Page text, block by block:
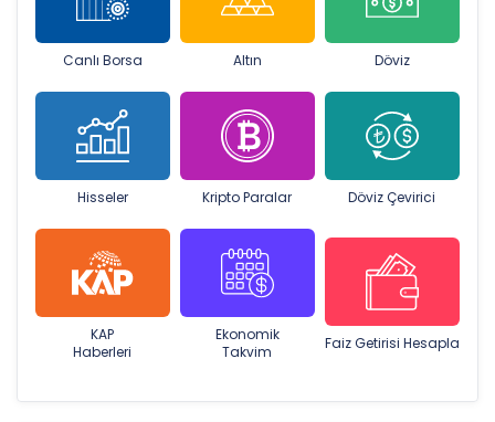
Canlı Borsa Altın Döviz
Hisseler Kripto Paralar Döviz Çevirici
KAP
Haberleri
Ekonomik
Takvim
Faiz Getirisi Hesapla